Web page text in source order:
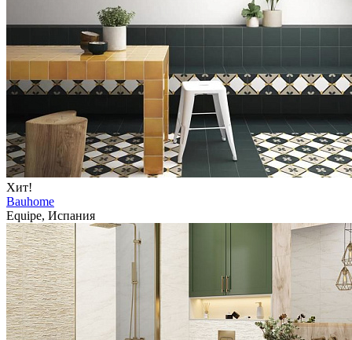
Хит!
Bauhome
Equipe, Испания